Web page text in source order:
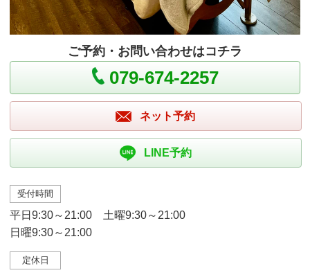
ご予約・お問い合わせはコチラ
079-674-2257
ネット予約
LINE予約
受付時間
平日9:30～21:00 土曜9:30～21:00
日曜9:30～21:00
定休日